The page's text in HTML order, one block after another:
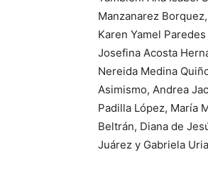
Manzanarez
Karen Yamel
Josefina Acosta
Nereida Medina
Asimismo, Andrea
Padilla López, María
Beltrán, Diana de
Juárez y Gabriela